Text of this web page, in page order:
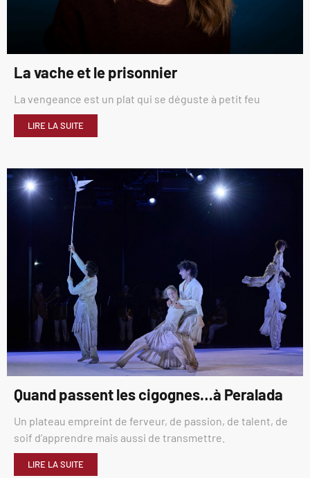
La vache et le prisonnier
La vengeance est un plat qui se déguste à petit feu
LIRE LA SUITE
Quand passent les cigognes…à Peralada
Un plateau empreint de ferveur, de passion, de talent, de
soif d’apprendre mais aussi de transmettre.
LIRE LA SUITE